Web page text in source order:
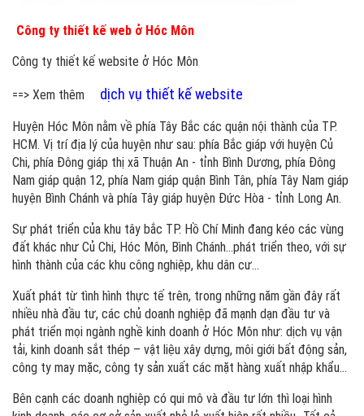
Công ty thiết kế web ở Hóc Môn
Công ty thiết kế website ở Hóc Môn
==> Xem thêm dịch vụ thiết kế website
Huyện Hóc Môn nằm về phía Tây Bắc các quận nội thành của TP.
HCM. Vị trí địa lý của huyện như sau: phía Bắc giáp với huyện Củ
Chi, phía Đông giáp thị xã Thuận An - tỉnh Bình Dương, phía Đông
Nam giáp quận 12, phía Nam giáp quận Bình Tân, phía Tây Nam giáp
huyện Bình Chánh và phía Tây giáp huyện Đức Hòa - tỉnh Long An.
Sự phát triển của khu tây bắc TP. Hồ Chí Minh đang kéo các vùng
đất khác như Củ Chi, Hóc Môn, Bình Chánh...phát triển theo, với sự
hình thành của các khu công nghiệp, khu dân cư…
Xuất phát từ tình hình thực tế trên, trong những năm gần đây rất
nhiều nhà đầu tư, các chủ doanh nghiệp đã mạnh dạn đầu tư và
phát triển mọi ngành nghề kinh doanh ở Hóc Môn như: dịch vụ vận
tải, kinh doanh sắt thép – vật liệu xây dựng, môi giới bất động sản,
công ty may mặc, công ty sản xuất các mặt hàng xuất nhập khẩu…
Bên cạnh các doanh nghiệp có qui mô và đầu tư lớn thì loại hình